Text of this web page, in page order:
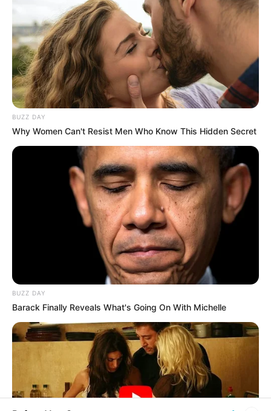
BUZZ DAY
Why Women Can't Resist Men Who Know This Hidden Secret
BUZZ DAY
Barack Finally Reveals What's Going On With Michelle